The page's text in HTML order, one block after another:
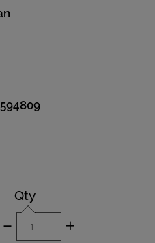
Qty
- +